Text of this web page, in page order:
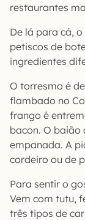
restaurantes
De lá para cá,
petiscos de
ingredientes
O torresmo é
flambado no
frango é
bacon. O baião
empanada. A
cordeiro ou de
Para sentir o
Vem com tutu,
três tipos de